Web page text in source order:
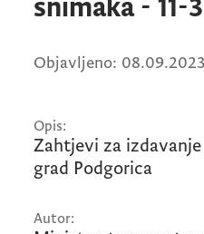
snimaka -
Objavljeno:
Opis:
Zahtjevi za
grad Podgorica
Autor: